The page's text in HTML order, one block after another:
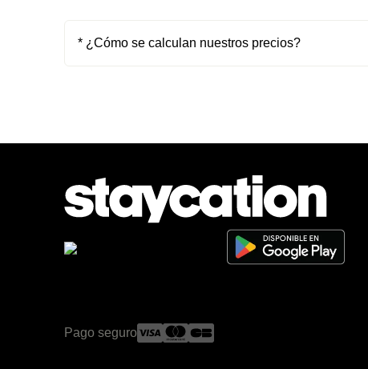
* ¿Cómo se calculan nuestros precios?
Pago seguro